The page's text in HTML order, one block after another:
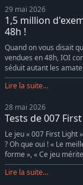
29 mai 2026
1,5 million
48h !
Quand on vous disait
vendues en 48h, IOI
séduit autant les
Lire la suite...
28 mai 2026
Tests de 007
Le jeu « 007 First
? Oh que oui ! « Le
forme », « Ce jeu
Lire la suite...